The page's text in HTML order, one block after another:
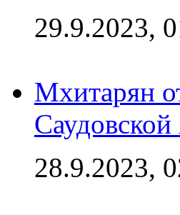
29.9.2023,
Мхитарян
28.9.2023,